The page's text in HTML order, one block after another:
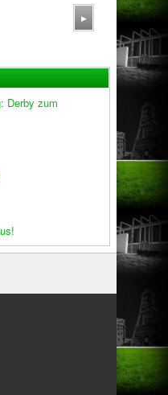
▸
Derby zum